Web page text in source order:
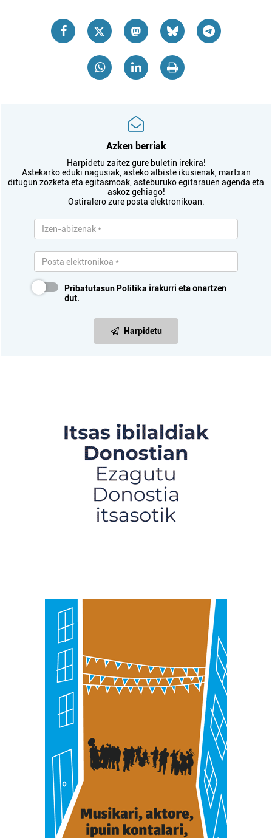
Azken berriak
Harpidetu zaitez gure buletin irekira!
Astekarko eduki nagusiak, asteko albiste ikusienak, martxan
ditugun zozketa eta egitasmoak, asteburuko egitarauen agenda eta
askoz gehiago!
Ostiralero zure posta elektronikoan.
Pribatutasun Politika irakurri eta onartzen
dut.
Harpidetu